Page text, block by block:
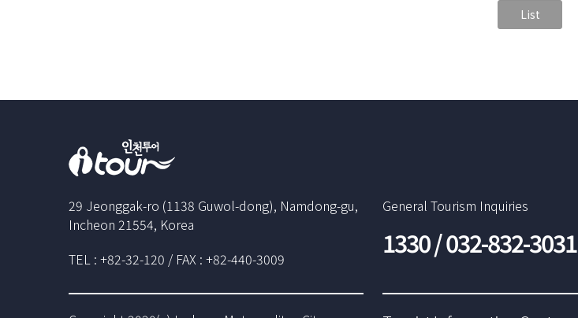
List
29 Jeonggak-ro (1138 Guwol-dong), Namdong-gu,
Incheon 21554, Korea
TEL : +82-32-120 / FAX : +82-440-3009
General Tourism Inquiries
1330 / 032-832-3031